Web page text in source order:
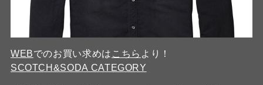
WEBでのお買い求めは こちら より！
SCOTCH&SODA CATEGORY